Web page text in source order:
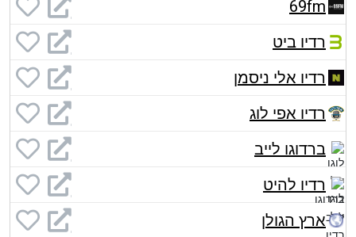
69fm
רדיו ביט
רדיו אלי ניסמן
רדיו אפי לוג
ברדוגו לייב
רדיו להיט
ארץ הגולן